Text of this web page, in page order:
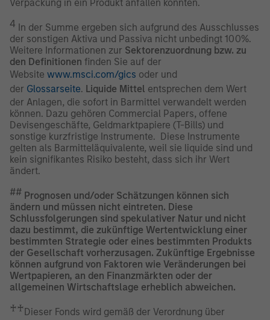
Verpackung in ein Produkt anfallen könnten.
4 In der Summe ergeben sich aufgrund des Ausschlusses
der sonstigen Aktiva und Passiva nicht unbedingt 100%.
Weitere Informationen zur Sektorenzuordnung bzw. zu
den Definitionen finden Sie auf der
Website www.msci.com/gics oder und
der Glossarseite. Liquide Mittel entsprechen dem Wert
der Anlagen, die sofort in Barmittel verwandelt werden
können. Dazu gehören Commercial Papers, offene
Devisengeschäfte, Geldmarktpapiere (T-Bills) und
sonstige kurzfristige Instrumente. Diese Instrumente
gelten als Barmitteläquivalente, weil sie liquide sind und
kein signifikantes Risiko besteht, dass sich ihr Wert
ändert.
## Prognosen und/oder Schätzungen können sich
ändern und müssen nicht eintreten. Diese
Schlussfolgerungen sind spekulativer Natur und nicht
dazu bestimmt, die zukünftige Wertentwicklung einer
bestimmten Strategie oder eines bestimmten Produkts
der Gesellschaft vorherzusagen. Zukünftige Ergebnisse
können aufgrund von Faktoren wie Veränderungen bei
Wertpapieren, an den Finanzmärkten oder der
allgemeinen Wirtschaftslage erheblich abweichen.
♰♰ Dieser Fonds wird gemäß der Verordnung über